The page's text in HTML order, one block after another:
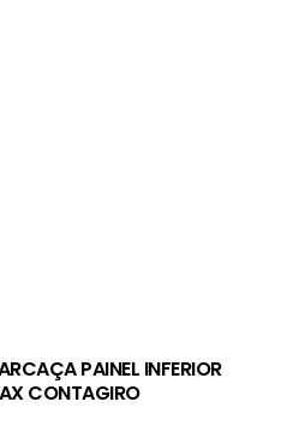
PAINEL INFERIOR
CONTAGIRO